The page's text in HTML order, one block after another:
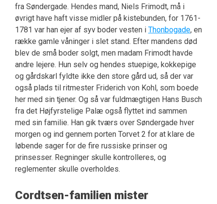
fra Søndergade. Hendes mand, Niels Frimodt, må i
øvrigt have haft visse midler på kistebunden, for 1761-
1781 var han ejer af syv boder vesten i Thonbogade, en
række gamle våninger i slet stand. Efter mandens død
blev de små boder solgt, men madam Frimodt havde
andre lejere. Hun selv og hendes stuepige, kokkepige
og gårdskarl fyldte ikke den store gård ud, så der var
også plads til ritmester Friderich von Kohl, som boede
her med sin tjener. Og så var fuldmægtigen Hans Busch
fra det Højfyrstelige Palæ også flyttet ind sammen
med sin familie. Han gik tværs over Søndergade hver
morgen og ind gennem porten Torvet 2 for at klare de
løbende sager for de fire russiske prinser og
prinsesser. Regninger skulle kontrolleres, og
reglementer skulle overholdes.
Cordtsen-familien mister